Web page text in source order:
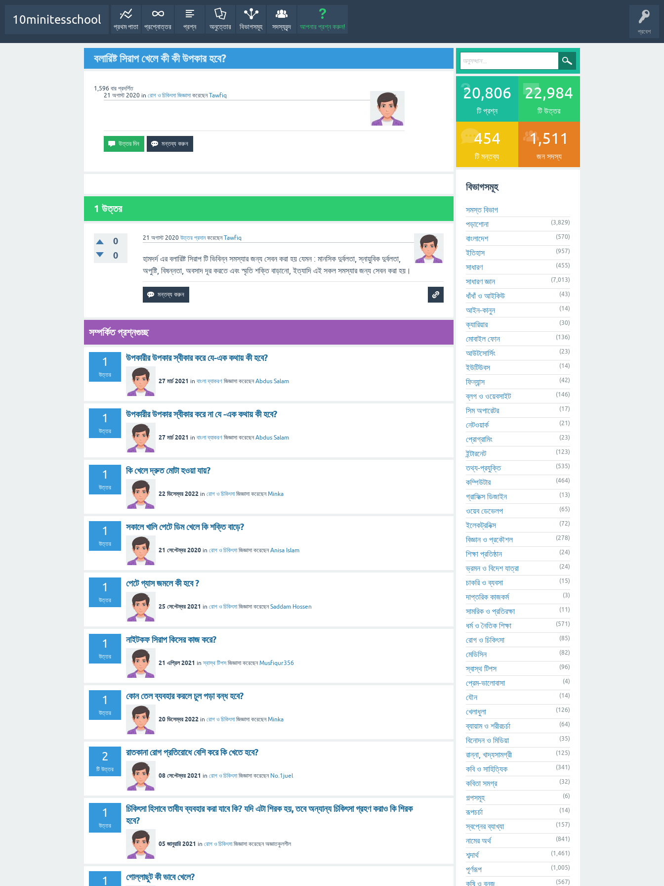
প্রবেশ
10minitesschool
প্রথম পাতা প্রশ্নোত্তর প্রশ্ন অনুত্তোর বিভাগসমূহ সদস্যবৃন্দ আপনার প্রশ্ন করুন!
বলারিষ্ট সিরাপ খেলে কী কী উপকার হবে?
1,596 বার প্রদর্শিত
21 অগাস্ট 2020 in রোগ ও চিকিৎসা জিজ্ঞাসা করেছেনTawfiq
1 উত্তর
0
0
21 অগাস্ট 2020 উত্তর প্রদান করেছেনTawfiq
হামদর্দ এর বলারিষ্ট সিরাপ টি ভিবিন্ন সমস্যার জন্য সেবন করা হয় যেমন : মানসিক দুর্বলতা, স্নায়ুবিক দুর্বলতা,
অপুষ্টি, বিষন্নতা, অবসাদ দূর করতে এবং স্মৃতি শক্তি বাড়ানো, ইত্যাদি এই সকল সমস্যার জন্য সেবন করা হয়।
সম্পর্কিত প্রশ্নগুচ্ছ
1
উত্তর
উপকারীর উপকার স্বীকার করে যে-এক কথায় কী হবে?
27 মার্চ 2021 in বাংলা ব্যাকরণ জিজ্ঞাসা করেছেনAbdus Salam
1
উত্তর
উপকারীর উপকার স্বীকার করে না যে -এক কথায় কী হবে?
27 মার্চ 2021 in বাংলা ব্যাকরণ জিজ্ঞাসা করেছেনAbdus Salam
1
উত্তর
কি খেলে দ্রুত মোটা হওয়া যায়?
22 ডিসেম্বর 2022 in রোগ ও চিকিৎসা জিজ্ঞাসা করেছেনMinka
1
উত্তর
সকালে খালি পেটে ডিম খেলে কি শক্তি বাড়ে?
21 সেপ্টেম্বর 2020 in রোগ ও চিকিৎসা জিজ্ঞাসা করেছেনAnisa Islam
1
উত্তর
পেটে গ্যাস জমলে কী হবে ?
25 সেপ্টেম্বর 2021 in রোগ ও চিকিৎসা জিজ্ঞাসা করেছেনSaddam Hossen
1
উত্তর
নাইটকফ সিরাপ কিসের কাজ করে?
21 এপ্রিল 2021 inস্বাস্থ টিপস জিজ্ঞাসা করেছেনMusfiqur356
1
উত্তর
কোন তেল ব্যবহার করলে চুল পড়া বন্ধ হবে?
20 ডিসেম্বর 2022 in রোগ ও চিকিৎসা জিজ্ঞাসা করেছেনMinka
2
টি উত্তর
রাতকানা রোগ প্রতিরোধে বেশি করে কি খেতে হবে?
08 সেপ্টেম্বর 2021 in রোগ ও চিকিৎসা জিজ্ঞাসা করেছেন No.1juel
1
উত্তর
চিকিৎসা হিসাবে তাবীয ব্যবহার করা যাবে কি? যদি এটা শিরক হয়, তবে অন্যান্য চিকিৎসা গ্রহণ করাও কি শিরক
হবে?
05 জানুয়ারি 2021 in রোগ ও চিকিৎসা জিজ্ঞাসা করেছেনঅজ্ঞাতকুলশীল
1 গোল্লাছুট কী ভাবে খেলে?
20,806
টি প্রশ্ন
22,984
টি উত্তর
454
টি মন্তব্য
1,511
জন সদস্য
বিভাগসমূহ
সমস্ত বিভাগ
পড়াশোনা
(3,829)
বাংলাদেশ (570)
ইতিহাস (957)
সাধারণ (455)
সাধারণ জ্ঞান (7,013)
ধাঁধাঁ ও আইকিউ (43)
আইন-কানুন (14)
ক্যারিয়ার (30)
মোবাইল ফোন (136)
আউটসোর্সিং (23)
ইউটিউবস (14)
ফিন্যান্স (42)
ব্লগ ও ওয়েবসাইট (146)
সিম অপারেটর (17)
নেটওয়ার্ক (21)
প্রোগ্রামিং (23)
ইন্টারনেট (123)
তথ্য-প্রযুক্তি (535)
কম্পিউটার (464)
গ্রাফিক্স ডিজাইন (13)
ওয়েব ডেভেলপ (65)
ইলেকট্রনিক্স (72)
বিজ্ঞান ও প্রকৌশল (278)
শিক্ষা প্রতিষ্ঠান (24)
ভ্রমন ও বিদেশ যাত্রা (24)
চাকরি ও ব্যবসা (15)
দাপ্তরিক কাজকর্ম (3)
সামরিক ও প্রতিরক্ষা (11)
ধর্ম ও নৈতিক শিক্ষা (571)
রোগ ও চিকিৎসা (85)
মেডিসিন (82)
স্বাস্থ টিপস (96)
প্রেম-ভালোবাসা (4)
যৌন (14)
খেলাধুলা (126)
ব্যায়াম ও শরীরচর্চা (64)
বিনোদন ও মিডিয়া (35)
রান্না, খাদ্যসামগ্রী (125)
কবি ও সাহিত্যিক (341)
কবিতা সমগ্র (32)
গল্পসমূহ (6)
রূপচর্চা (14)
স্বপ্নের ব্যাখ্যা (157)
নামের অর্থ (841)
শব্দার্থ (1,461)
পূর্ণরূপ (1,005)
কৃষি ও বনজ (567)